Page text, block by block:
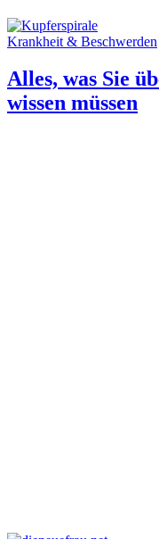
Krankheit & Beschwerden
Alles, was Sie
wissen müssen